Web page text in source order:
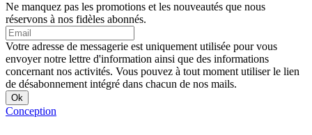
Ne manquez pas les promotions et les nouveautés que nous
réservons à nos fidèles abonnés.
Votre adresse de messagerie est uniquement utilisée pour vous
envoyer notre lettre d'information ainsi que des informations
concernant nos activités. Vous pouvez à tout moment utiliser le lien
de désabonnement intégré dans chacun de nos mails.
Conception